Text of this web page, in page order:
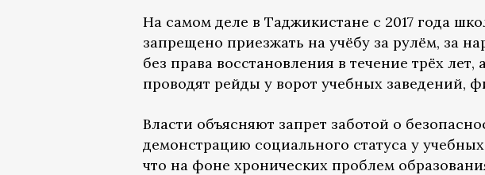
На самом деле в Таджикистане с 2017 года
запрещено приезжать на учёбу за рулём, за
без права восстановления в течение трёх
проводят рейды у ворот учебных заведений,
Власти объясняют запрет заботой о
демонстрацию социального статуса у
что на фоне хронических проблем